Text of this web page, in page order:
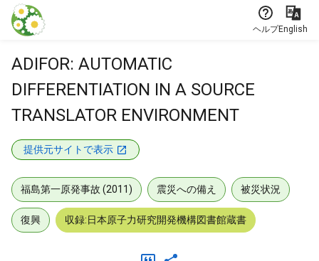
本文に飛ぶ
ヘルプEnglish
ADIFOR: AUTOMATIC
DIFFERENTIATION IN A SOURCE
TRANSLATOR ENVIRONMENT
提供元サイトで表示
福島第一原発事故 (2011) 震災への備え 被災状況
復興 収録:日本原子力研究開発機構図書館蔵書